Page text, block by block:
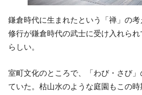
鎌倉時代に生まれたという「禅」の
修行が鎌倉時代の武士に受け入れら
らしい。
室町文化のところで、「わび・さび
ていた。枯山水のような庭園もこの